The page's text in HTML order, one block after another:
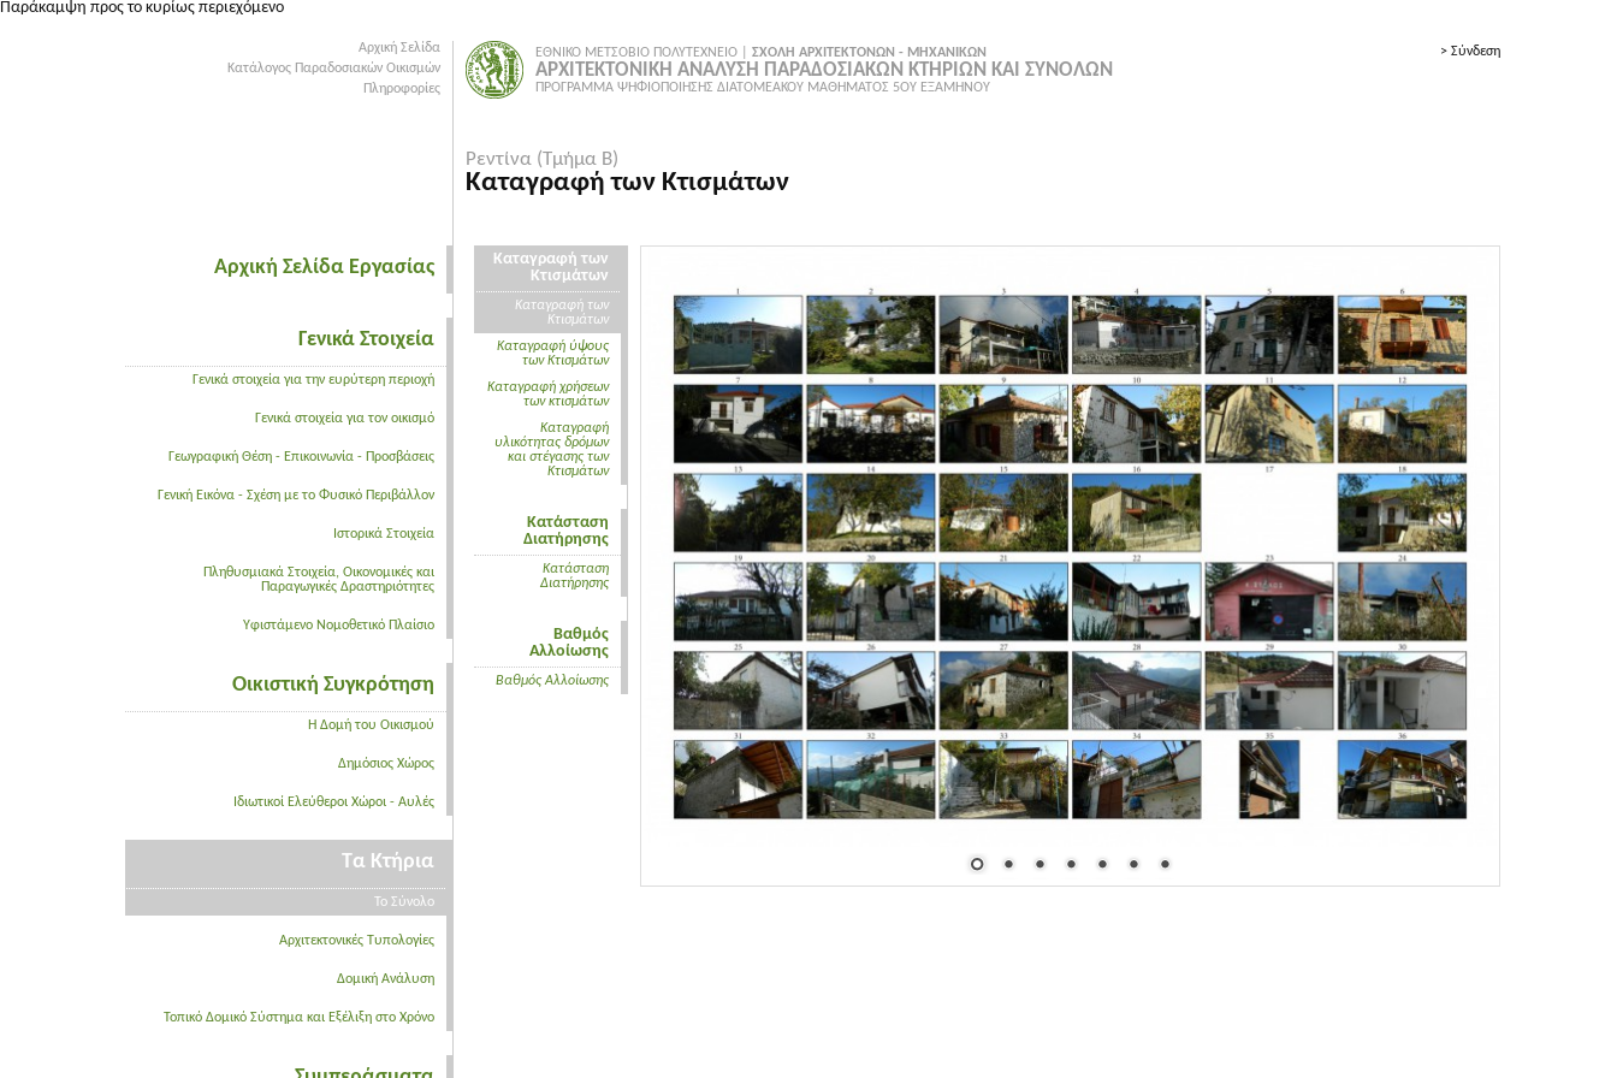
Παράκαμψη προς το κυρίως περιεχόμενο
Αρχική Σελίδα
Κατάλογος Παραδοσιακών Οικισμών
Πληροφορίες
Αρχική Σελίδα Εργασίας
Γενικά Στοιχεία
Γενικά στοιχεία για την ευρύτερη περιοχή
Γενικά στοιχεία για τον οικισμό
Γεωγραφική Θέση - Επικοινωνία - Προσβάσεις
Γενική Εικόνα - Σχέση με το Φυσικό Περιβάλλον
Ιστορικά Στοιχεία
Πληθυσμιακά Στοιχεία, Οικονομικές και
Παραγωγικές Δραστηριότητες
Υφιστάμενο Νομοθετικό Πλαίσιο
Οικιστική Συγκρότηση
Η Δομή του Οικισμού
Δημόσιος Χώρος
Ιδιωτικοί Ελεύθεροι Χώροι - Αυλές
Τα Κτήρια
Το Σύνολο
Αρχιτεκτονικές Τυπολογίες
Δομική Ανάλυση
Τοπικό Δομικό Σύστημα και Εξέλιξη στο Χρόνο
ΕΘΝΙΚΟ ΜΕΤΣΟΒΙΟ ΠΟΛΥΤΕΧΝΕΙΟ | ΣΧΟΛΗ ΑΡΧΙΤΕΚΤΟΝΩΝ - ΜΗΧΑΝΙΚΩΝ
ΑΡΧΙΤΕΚΤΟΝΙΚΗ ΑΝΑΛΥΣΗ ΠΑΡΑΔΟΣΙΑΚΩΝ ΚΤΗΡΙΩΝ ΚΑΙ ΣΥΝΟΛΩΝ
ΠΡΟΓΡΑΜΜΑ ΨΗΦΙΟΠΟΙΗΣΗΣ ΔΙΑΤΟΜΕΑΚΟΥ ΜΑΘΗΜΑΤΟΣ 5ΟΥ ΕΞΑΜΗΝΟΥ
> Σύνδεση
Ρεντίνα (Τμήμα Β)
Καταγραφή των Κτισμάτων
Καταγραφή των
Κτισμάτων
Καταγραφή των
Κτισμάτων
Καταγραφή ύψους
των Κτισμάτων
Καταγραφή χρήσεων
των κτισμάτων
Καταγραφή
υλικότητας δρόμων
και στέγασης των
Κτισμάτων
Κατάσταση
Διατήρησης
Κατάσταση
Διατήρησης
Βαθμός
Αλλοίωσης
Βαθμός Αλλοίωσης